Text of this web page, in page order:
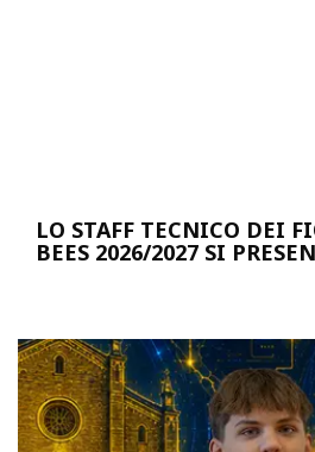
LO STAFF TECNICO DEI
BEES 2026/2027 SI